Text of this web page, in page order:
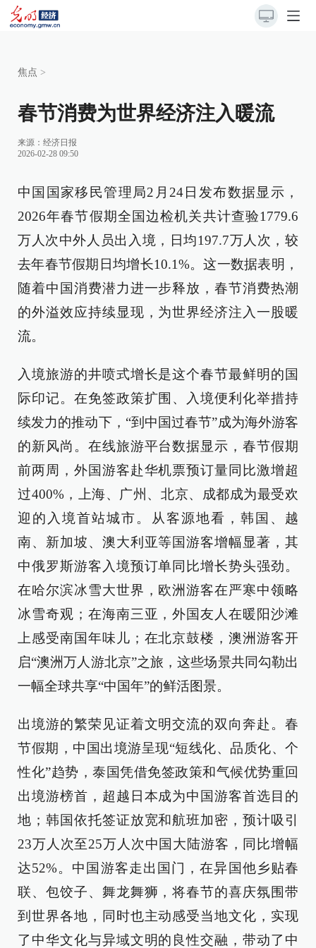
焦点 >
春节消费为世界经济注入暖流
来源： 经济日报
2026-02-28 09:50
中国国家移民管理局2月24日发布数据显示，
2026年春节假期全国边检机关共计查验1779.6
万人次中外人员出入境，日均197.7万人次，较
去年春节假期日均增长10.1%。这一数据表明，
随着中国消费潜力进一步释放，春节消费热潮
的外溢效应持续显现，为世界经济注入一股暖
流。
入境旅游的井喷式增长是这个春节最鲜明的国
际印记。在免签政策扩围、入境便利化举措持
续发力的推动下，“到中国过春节”成为海外游客
的新风尚。在线旅游平台数据显示，春节假期
前两周，外国游客赴华机票预订量同比激增超
过400%，上海、广州、北京、成都成为最受欢
迎的入境首站城市。从客源地看，韩国、越
南、新加坡、澳大利亚等国游客增幅显著，其
中俄罗斯游客入境预订单同比增长势头强劲。
在哈尔滨冰雪大世界，欧洲游客在严寒中领略
冰雪奇观；在海南三亚，外国友人在暖阳沙滩
上感受南国年味儿；在北京鼓楼，澳洲游客开
启“澳洲万人游北京”之旅，这些场景共同勾勒出
一幅全球共享“中国年”的鲜活图景。
出境游的繁荣见证着文明交流的双向奔赴。春
节假期，中国出境游呈现“短线化、品质化、个
性化”趋势，泰国凭借免签政策和气候优势重回
出境游榜首，超越日本成为中国游客首选目的
地；韩国依托签证放宽和航班加密，预计吸引
23万人次至25万人次中国大陆游客，同比增幅
达52%。中国游客走出国门，在异国他乡贴春
联、包饺子、舞龙舞狮，将春节的喜庆氛围带
到世界各地，同时也主动感受当地文化，实现
了中华文化与异域文明的良性交融，带动了中